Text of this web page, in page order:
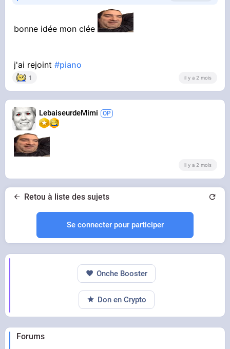
bonne idée mon clée
j'ai rejoint#piano
1 il y a 2 mois
LebaiseurdeMimi
il y a 2 mois
Retou à liste des sujets
Se connecter pour participer
Forums
Onche Booster
Don en Crypto